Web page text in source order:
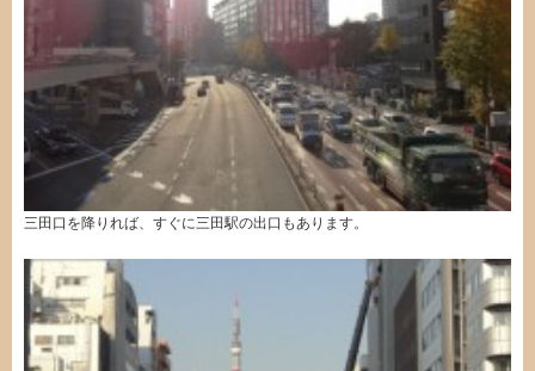
三田口を降りれば、すぐに三田駅の出口もあります。